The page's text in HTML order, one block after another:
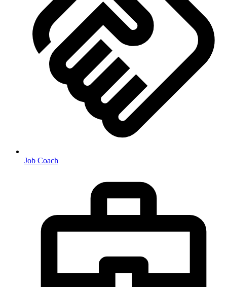
Job Coach